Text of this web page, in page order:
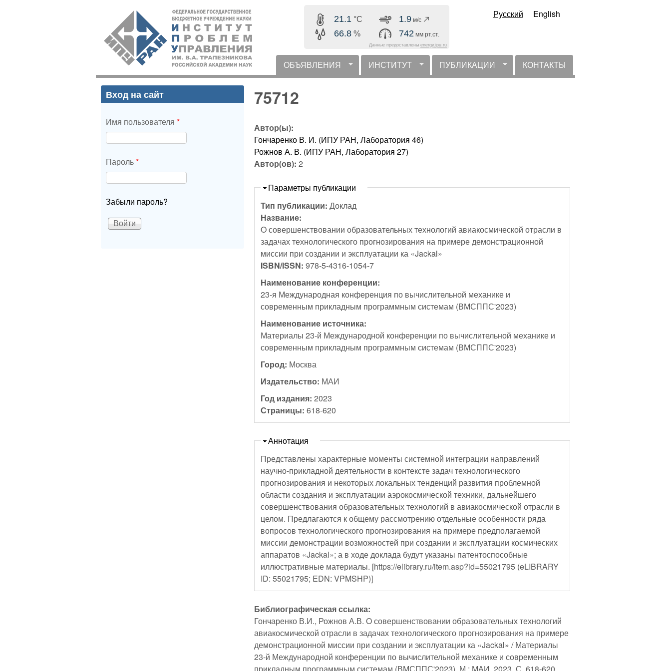
содержанию
ИПУ
РАН
21.1 °C
66.8 %
1.9 м/с
742 мм рт.ст.
Данные предоставлены energy.ipu.ru
Русский English
горизонтальное меню
ОБЪЯВЛЕНИЯ ИНСТИТУТ ПУБЛИКАЦИИ КОНТАКТЫ
75712
Автор(ы):
Гончаренко В. И. (ИПУ РАН, Лаборатория 46)
Рожнов А. В. (ИПУ РАН, Лаборатория 27)
Автор(ов):2
Скрыть
Параметры публикации
Тип публикации:Доклад
Название:
O совершенствовании образовательных технологий авиакосмической отрасли в
задачах технологического прогнозирования на примере демонстрационной
миссии при создании и эксплуатации ка «Jackal»
ISBN/ISSN:978-5-4316-1054-7
Наименование конференции:
23-я Международная конференция по вычислительной механике и
современным прикладным программным системам (ВМСППС'2023)
Наименование источника:
Материалы 23-й Международной конференции по вычислительной механике и
современным прикладным программным системам (ВМСППС'2023)
Город: Москва
Издательство: МАИ
Год издания:2023
Страницы:618-620
Скрыть
Аннотация
Представлены характерные моменты системной интеграции направлений
научно-прикладной деятельности в контексте задач технологического
прогнозирования и некоторых локальных тенденций развития проблемной
области создания и эксплуатации аэрокосмической техники, дальнейшего
совершенствования образовательных технологий в авиакосмической отрасли в
целом. Предлагаются к общему рассмотрению отдельные особенности ряда
вопросов технологического прогнозирования на примере предполагаемой
миссии демонстрации возможностей при создании и эксплуатации космических
аппаратов «Jackal»; а в ходе доклада будут указаны патентоспособные
иллюстративные материалы. [https://elibrary.ru/item.asp?id=55021795 (eLIBRARY
ID: 55021795; EDN: VPMSHP)]
Библиографическая ссылка:
Гончаренко В.И., Рожнов А.В. O совершенствовании образовательных технологий
авиакосмической отрасли в задачах технологического прогнозирования на примере
демонстрационной миссии при создании и эксплуатации ка «Jackal» / Материалы
23-й Международной конференции по вычислительной механике и современным
прикладным программным системам (ВМСППС'2023). М.: МАИ, 2023. С. 618-620.
Вход на сайт
Имя пользователя *
Пароль*
Забыли пароль?